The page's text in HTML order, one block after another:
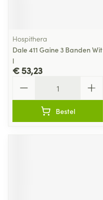
Hospithera
Dale 411 Gaine 3 Banden Wit
l
€ 53,23
Bestel